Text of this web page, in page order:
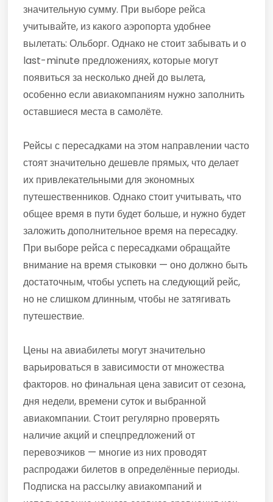
значительную сумму. При выборе рейса
учитывайте, из какого аэропорта удобнее
вылетать: Ольборг. Однако не стоит забывать и о
last-minute предложениях, которые могут
появиться за несколько дней до вылета,
особенно если авиакомпаниям нужно заполнить
оставшиеся места в самолёте.
Рейсы с пересадками на этом направлении часто
стоят значительно дешевле прямых, что делает
их привлекательными для экономных
путешественников. Однако стоит учитывать, что
общее время в пути будет больше, и нужно будет
заложить дополнительное время на пересадку.
При выборе рейса с пересадками обращайте
внимание на время стыковки — оно должно быть
достаточным, чтобы успеть на следующий рейс,
но не слишком длинным, чтобы не затягивать
путешествие.
Цены на авиабилеты могут значительно
варьироваться в зависимости от множества
факторов. но финальная цена зависит от сезона,
дня недели, времени суток и выбранной
авиакомпании. Стоит регулярно проверять
наличие акций и спецпредложений от
перевозчиков — многие из них проводят
распродажи билетов в определённые периоды.
Подписка на рассылку авиакомпаний и